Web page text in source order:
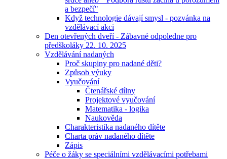
a bezpečí"
Když technologie dávají smysl - pozvánka na
vzdělávací akci
Den otevřených dveří - Zábavné odpoledne pro
předškoláky 22. 10. 2025
Vzdělávání nadaných
Proč skupiny pro nadané děti?
Způsob výuky
Vyučování
Čtenářské dílny
Projektové vyučování
Matematika - logika
Naukověda
Charakteristika nadaného dítěte
Charta práv nadaného dítěte
Zápis
Péče o žáky se speciálními vzdělávacími potřebami